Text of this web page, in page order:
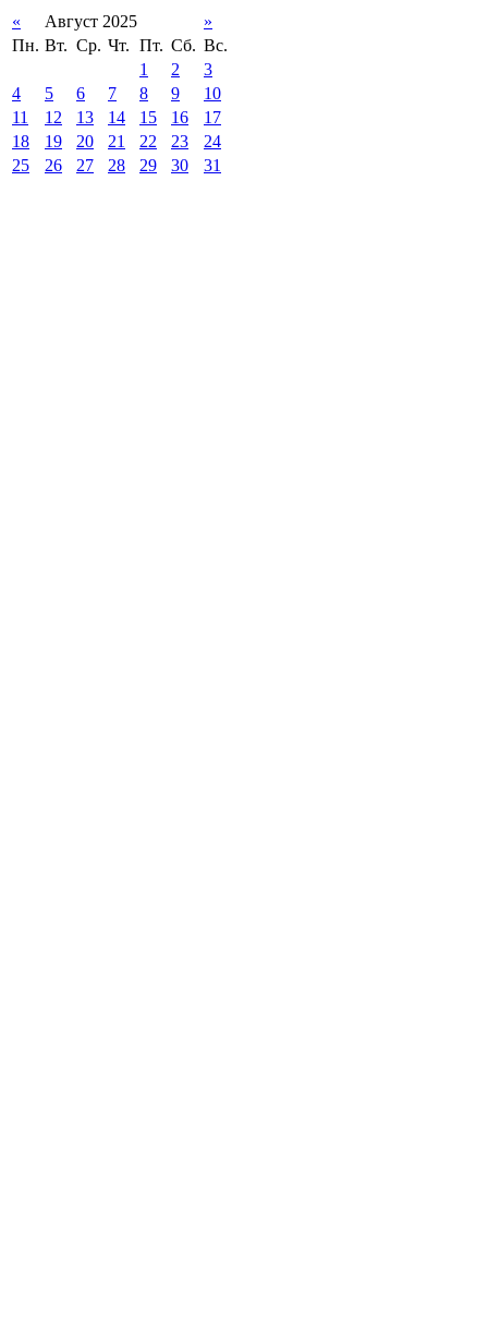
« Август 2025
»
Пн. Вт. Ср. Чт. Пт. Сб. Вс.
1
2
3
4
5 6 7 8 9
10
11
12 13 14 15 16
17
18
19 20 21 22 23
24
25
26 27 28 29 30 31